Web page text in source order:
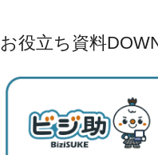
お役立ち資料